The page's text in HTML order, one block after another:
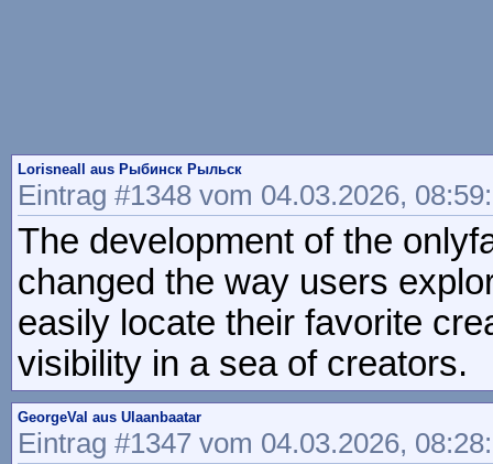
Lorisneall aus Рыбинск Рыльск
Eintrag #1348 vom 04.03.2026,
The development of the
changed the way users
easily locate their favorite
visibility in a sea of creators.
GeorgeVal aus Ulaanbaatar
Eintrag #1347 vom 04.03.2026,